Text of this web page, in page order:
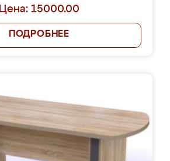
Цена: 15000.00
ПОДРОБНЕЕ